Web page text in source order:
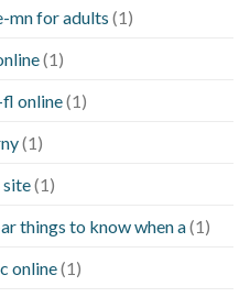
mn for adults (1)
(1)
online(1)
(1)
site(1)
things to know when a(1)
online(1)